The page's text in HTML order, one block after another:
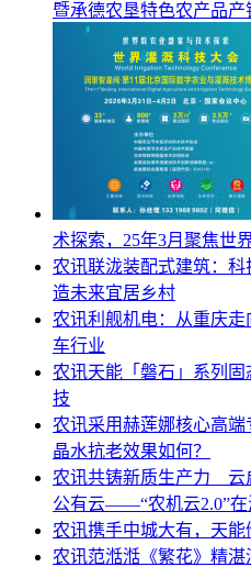
暨承德农垦特色农产品
术探索，25年3月聚焦世
农讯联泷装配式建筑：
造未来宜居乡村
农讯利舰机电：从重庆
车行业
农讯天能「磐石」系列
技
农讯采用赫莲娜核心高
晶水抗老效果如何？
农讯共铸新质生产力 云
公有云——“农机云2.0”在
农讯携手中城大有，天能
农讯范湉湉《繁花》精